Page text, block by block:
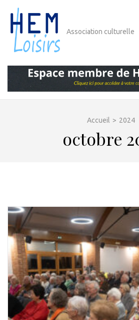
contenu
(Pressez
Entrée)
Association culturelle
Accueil > 2024
octobre